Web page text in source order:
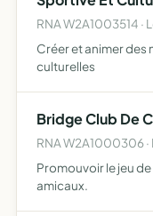
RNA W2A1003514 ·
Créer et animer
culturelles
Bridge Club De
RNA W2A1000306
Promouvoir le jeu
amicaux.